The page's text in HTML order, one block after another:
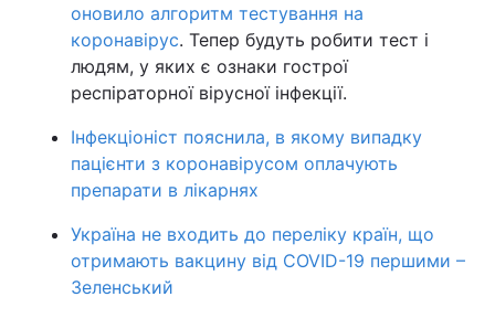
оновило алгоритм тестування на
коронавірус. Тепер будуть робити тест і
людям, у яких є ознаки гострої
респіраторної вірусної інфекції.
Інфекціоніст пояснила, в якому випадку
пацієнти з коронавірусом оплачують
препарати в лікарнях
Україна не входить до переліку країн, що
отримають вакцину від COVID-19 першими –
Зеленський